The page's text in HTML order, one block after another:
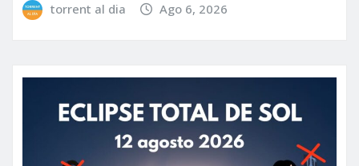
torrent al dia Ago 6, 2026